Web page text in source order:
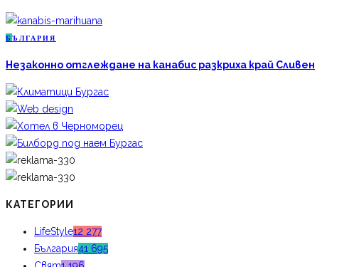
Б ЪЛГАРИЯ
Незаконно отглеждане на канабис разкриха край Сливен
КАТЕГОРИИ
LifeStyle12 277
България41 695